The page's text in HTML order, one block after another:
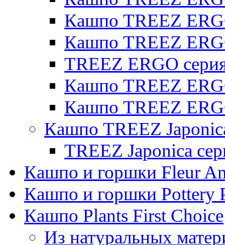
Кашпо TREEZ
Кашпо TREEZ
TREEZ ERGO
Кашпо TREEZ
Кашпо TREEZ
Кашпо TREEZ
TREEZ Japonica
Кашпо и горшки Fleur
Кашпо и горшки Pottery
Кашпо Plants First Choice
Из натуральных